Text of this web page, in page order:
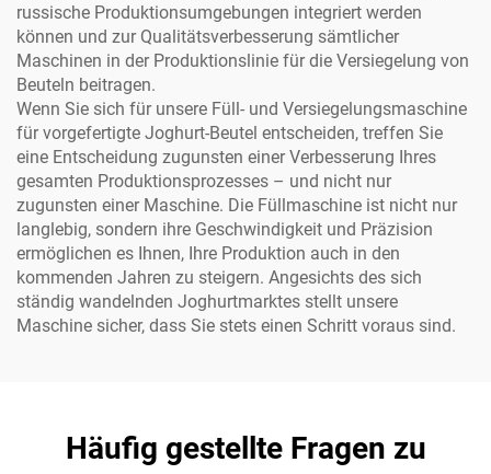
russische Produktionsumgebungen integriert werden
können und zur Qualitätsverbesserung sämtlicher
Maschinen in der Produktionslinie für die Versiegelung von
Beuteln beitragen.
Wenn Sie sich für unsere Füll- und Versiegelungsmaschine
für vorgefertigte Joghurt-Beutel entscheiden, treffen Sie
eine Entscheidung zugunsten einer Verbesserung Ihres
gesamten Produktionsprozesses – und nicht nur
zugunsten einer Maschine. Die Füllmaschine ist nicht nur
langlebig, sondern ihre Geschwindigkeit und Präzision
ermöglichen es Ihnen, Ihre Produktion auch in den
kommenden Jahren zu steigern. Angesichts des sich
ständig wandelnden Joghurtmarktes stellt unsere
Maschine sicher, dass Sie stets einen Schritt voraus sind.
Häufig gestellte Fragen zu